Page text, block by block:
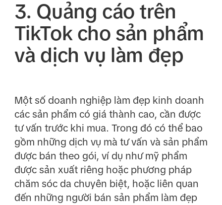
3. Quảng cáo trên
TikTok cho sản phẩm
và dịch vụ làm đẹp
Một số doanh nghiệp làm đẹp kinh doanh
các sản phẩm có giá thành cao, cần được
tư vấn trước khi mua. Trong đó có thể bao
gồm những dịch vụ mà tư vấn và sản phẩm
được bán theo gói, ví dụ như mỹ phẩm
được sản xuất riêng hoặc phương pháp
chăm sóc da chuyên biệt, hoặc liên quan
đến những người bán sản phẩm làm đẹp